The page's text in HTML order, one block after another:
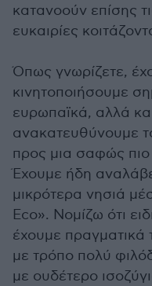
κατανοούν επίσης
ευκαιρίες
Όπως γνωρίζετε,
κινητοποιήσουμε
ευρωπαϊκά, αλλά
ανακατευθύνουμε
προς μια σαφώς
Έχουμε ήδη
μικρότερα νησιά
Εco». Νομίζω ότι
έχουμε πραγματικά
με τρόπο πολύ
με ουδέτερο